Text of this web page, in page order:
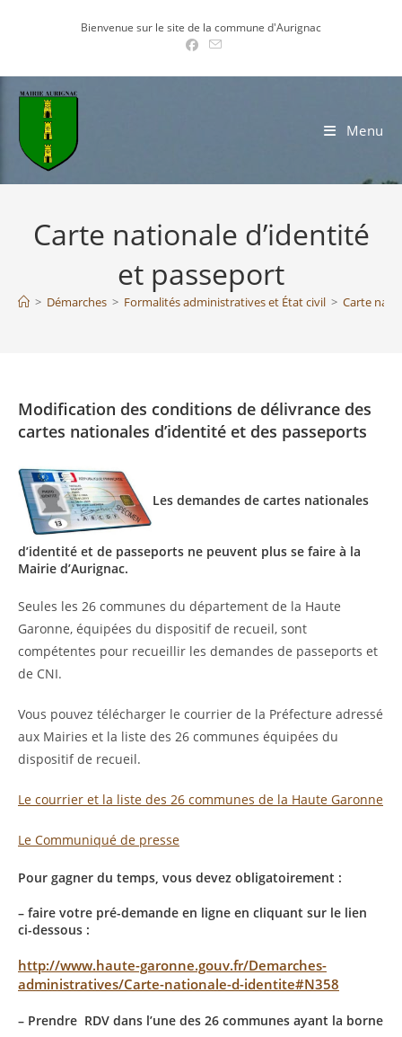
Bienvenue sur le site de la commune d'Aurignac
Menu
Carte nationale d’identité
et passeport
> Démarches > Formalités administratives et État civil > Carte
Modification des conditions de délivrance des
cartes nationales d’identité et des passeports
Les demandes de cartes nationales
d’identité et de passeports ne peuvent plus se faire à la
Mairie d’Aurignac.
Seules les 26 communes du département de la Haute
Garonne, équipées du dispositif de recueil, sont
compétentes pour recueillir les demandes de passeports et
de CNI.
Vous pouvez télécharger le courrier de la Préfecture adressé
aux Mairies et la liste des 26 communes équipées du
dispositif de recueil.
Le courrier et la liste des 26 communes de la Haute Garonne
Le Communiqué de presse
Pour gagner du temps, vous devez obligatoirement :
– faire votre pré-demande en ligne en cliquant sur le lien
ci-dessous :
http://www.haute-garonne.gouv.fr/Demarches-
administratives/Carte-nationale-d-identite#N358
– Prendre RDV dans l’une des 26 communes ayant la borne